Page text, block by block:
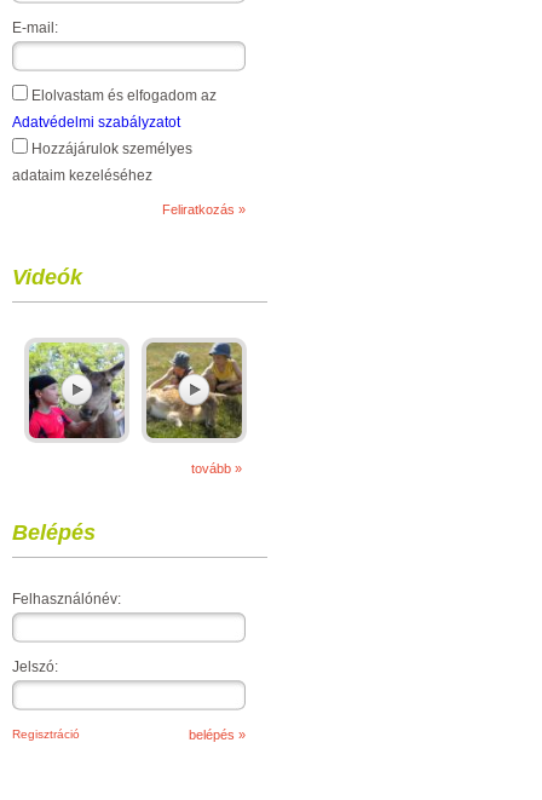
E-mail:
Elolvastam és elfogadom az
Adatvédelmi szabályzatot
Hozzájárulok személyes
adataim kezeléséhez
Videók
tovább »
Belépés
Felhasználónév:
Jelszó:
Regisztráció